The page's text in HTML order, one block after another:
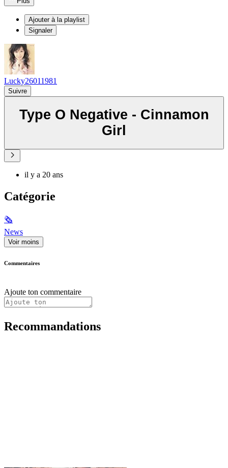
Ajouter à la playlist
Signaler
Lucky26011981
Suivre
Type O Negative - Cinnamon
Girl
il y a 20 ans
Catégorie
🗞
News
Voir moins
Commentaires
Ajoute ton commentaire
Recommandations